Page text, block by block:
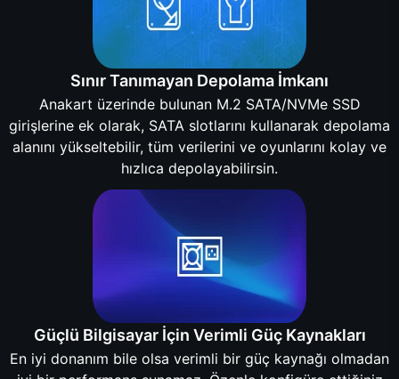
Sınır Tanımayan Depolama İmkanı
Anakart üzerinde bulunan M.2 SATA/NVMe SSD
girişlerine ek olarak, SATA slotlarını kullanarak depolama
alanını yükseltebilir, tüm verilerini ve oyunlarını kolay ve
hızlıca depolayabilirsin.
Güçlü Bilgisayar İçin Verimli Güç Kaynakları
En iyi donanım bile olsa verimli bir güç kaynağı olmadan